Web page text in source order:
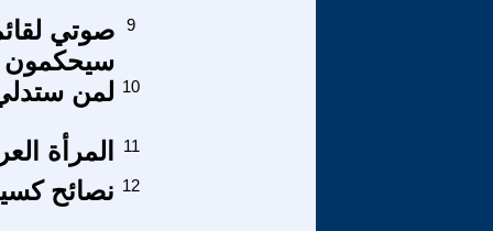
صوتي
سيحكمون
9
لمن 10
المرأة 11
نصائح 12